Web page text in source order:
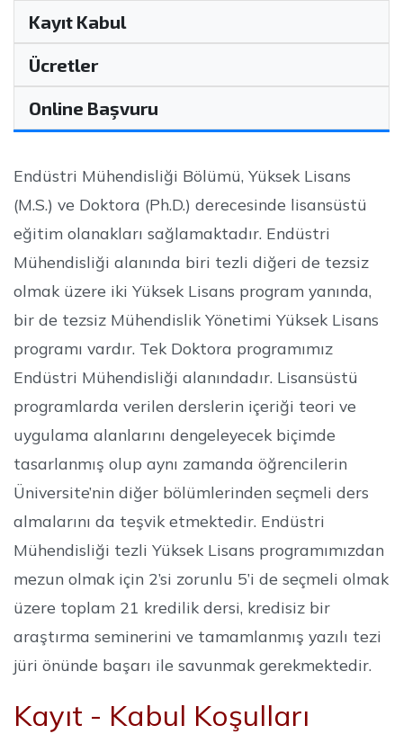
Kayıt Kabul
Ücretler
Online Başvuru
Endüstri Mühendisliği Bölümü, Yüksek Lisans
(M.S.) ve Doktora (Ph.D.) derecesinde lisansüstü
eğitim olanakları sağlamaktadır. Endüstri
Mühendisliği alanında biri tezli diğeri de tezsiz
olmak üzere iki Yüksek Lisans program yanında,
bir de tezsiz Mühendislik Yönetimi Yüksek Lisans
programı vardır. Tek Doktora programımız
Endüstri Mühendisliği alanındadır. Lisansüstü
programlarda verilen derslerin içeriği teori ve
uygulama alanlarını dengeleyecek biçimde
tasarlanmış olup aynı zamanda öğrencilerin
Üniversite’nin diğer bölümlerinden seçmeli ders
almalarını da teşvik etmektedir. Endüstri
Mühendisliği tezli Yüksek Lisans programımızdan
mezun olmak için 2’si zorunlu 5’i de seçmeli olmak
üzere toplam 21 kredilik dersi, kredisiz bir
araştırma seminerini ve tamamlanmış yazılı tezi
jüri önünde başarı ile savunmak gerekmektedir.
Kayıt - Kabul Koşulları